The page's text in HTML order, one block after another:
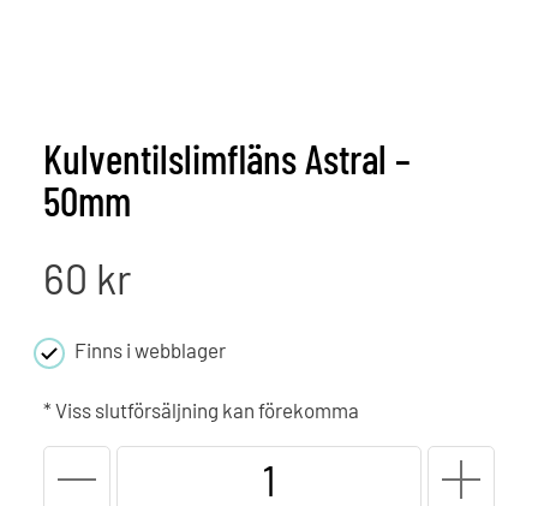
Kulventilslimfläns Astral –
50mm
60 kr
Finns i webblager
* Viss slutförsäljning kan förekomma